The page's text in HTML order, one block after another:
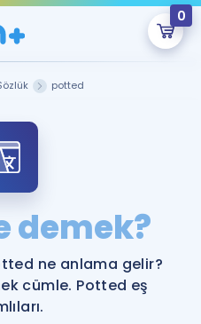
0
An Boş.
onlarca eğitim seni
potted
demek?
ne anlama gelir?
cümle. Potted eş